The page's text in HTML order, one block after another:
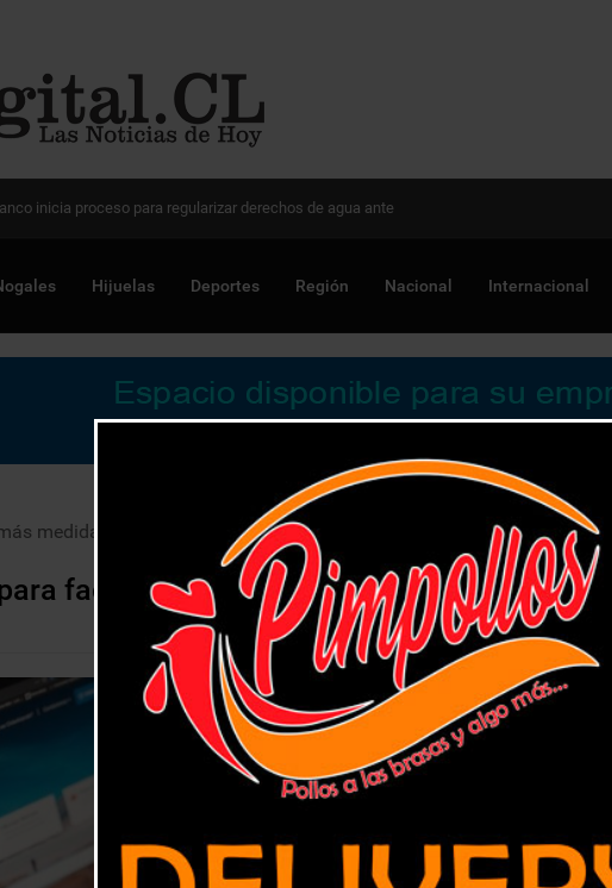
avanza en Chile para optimizar proyectos
Hijuelas Deportes Región Nacional Internacional
medidas para facilitar pago a beneficiarios del IPS
facilitar pago a beneficiarios del IPS